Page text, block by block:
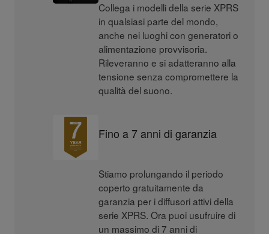
Collega i modelli della serie XPRS
in qualsiasi parte del mondo,
anche nei luoghi con generatori o
alimentazione provvisoria.
Rileveranno e si adatteranno alla
tensione senza compromettere la
qualità del suono.
Fino a 7 anni di garanzia
Stiamo prolungando il periodo
coperto gratuitamente da
garanzia per i diffusori attivi della
serie XPRS. Ora puoi usufruire di
un massimo di 7 anni di